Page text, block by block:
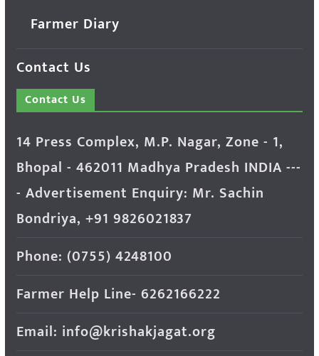
Farmer Diary
Contact Us
Contact Us
14 Press Complex, M.P. Nagar, Zone - 1,
Bhopal - 462011 Madhya Pradesh INDIA ---
- Advertisement Enquiry: Mr. Sachin
Bondriya, +91 9826021837
Phone: (0755) 4248100
Farmer Help Line- 6262166222
Email: info@krishakjagat.org